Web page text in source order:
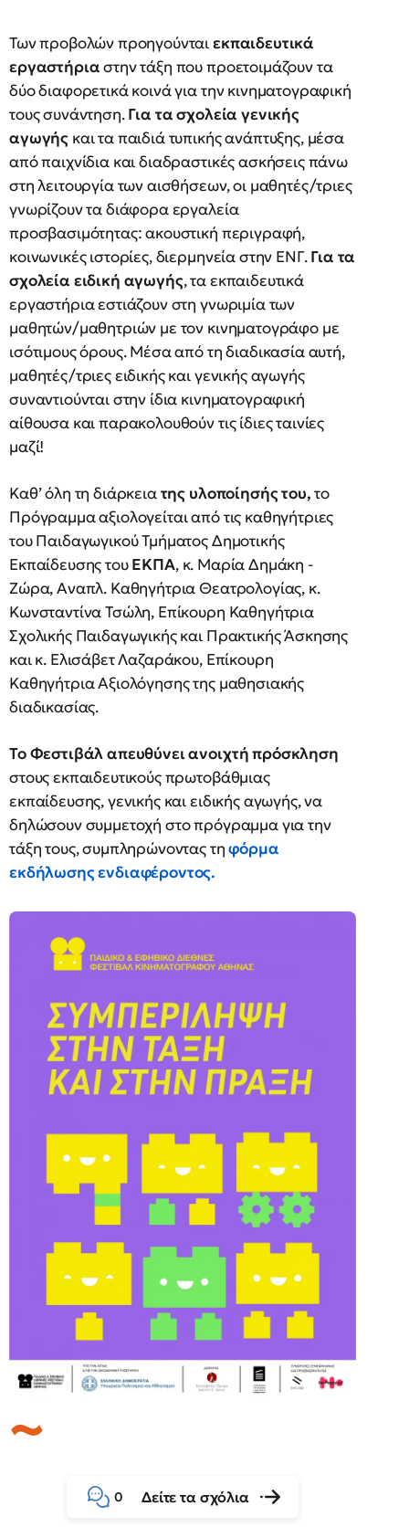
Των προβολών προηγούνταιεκπαιδευτικά
εργαστήριαστην τάξη που προετοιμάζουν τα
δύο διαφορετικά κοινά για την κινηματογραφική
τους συνάντηση.Για τασχολεία γενικής
αγωγής και τα παιδιά τυπικής ανάπτυξης, μέσα
από παιχνίδια και διαδραστικές ασκήσεις πάνω
στη λειτουργία των αισθήσεων, οι μαθητές/τριες
γνωρίζουν τα διάφορα εργαλεία
προσβασιμότητας: ακουστική περιγραφή,
κοινωνικές ιστορίες, διερμηνεία στην ΕΝΓ.Για τα
σχολεία ειδική αγωγής, τα εκπαιδευτικά
εργαστήρια εστιάζουν στη γνωριμία των
μαθητών/μαθητριών με τον κινηματογράφο με
ισότιμους όρους. Μέσα από τη διαδικασία αυτή,
μαθητές/τριες ειδικής και γενικής αγωγής
συναντιούνται στην ίδια κινηματογραφική
αίθουσα και παρακολουθούν τις ίδιες ταινίες
μαζί!
Καθ’ όλη τη διάρκειατης υλοποίησής του,το
Πρόγραμμα αξιολογείται από τις καθηγήτριες
του Παιδαγωγικού Τμήματος Δημοτικής
Εκπαίδευσης τουΕΚΠΑ, κ. Μαρία Δημάκη -
Ζώρα, Αναπλ. Καθηγήτρια Θεατρολογίας, κ.
Κωνσταντίνα Τσώλη, Επίκουρη Καθηγήτρια
Σχολικής Παιδαγωγικής και Πρακτικής Άσκησης
και κ. Ελισάβετ Λαζαράκου, Επίκουρη
Καθηγήτρια Αξιολόγησης της μαθησιακής
διαδικασίας.
Το Φεστιβάλ απευθύνει ανοιχτή πρόσκληση
στους εκπαιδευτικούς πρωτοβάθμιας
εκπαίδευσης, γενικής και ειδικής αγωγής, να
δηλώσουν συμμετοχή στο πρόγραμμα για την
τάξη τους, συμπληρώνοντας τηφόρμα
εκδήλωσης ενδιαφέροντος.
0 Δείτε τα σχόλια